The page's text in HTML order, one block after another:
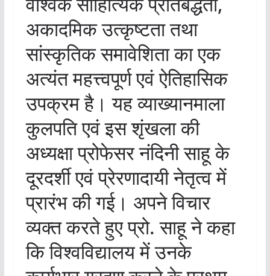
अकादमिक उत्कृष्टता तथा
सांस्कृतिक समावेशिता का एक
अत्यंत महत्त्वपूर्ण एवं ऐतिहासिक
उपक्रम है। यह व्याख्यानमाला
कुलपति एवं इस शृंखला की
अध्यक्षा प्रोफेसर नंदिनी साहू के
दूरदर्शी एवं प्रेरणादायी नेतृत्व में
प्रारंभ की गई। अपने विचार
व्यक्त करते हुए प्रो. साहू ने कहा
कि विश्वविद्यालय में उनके